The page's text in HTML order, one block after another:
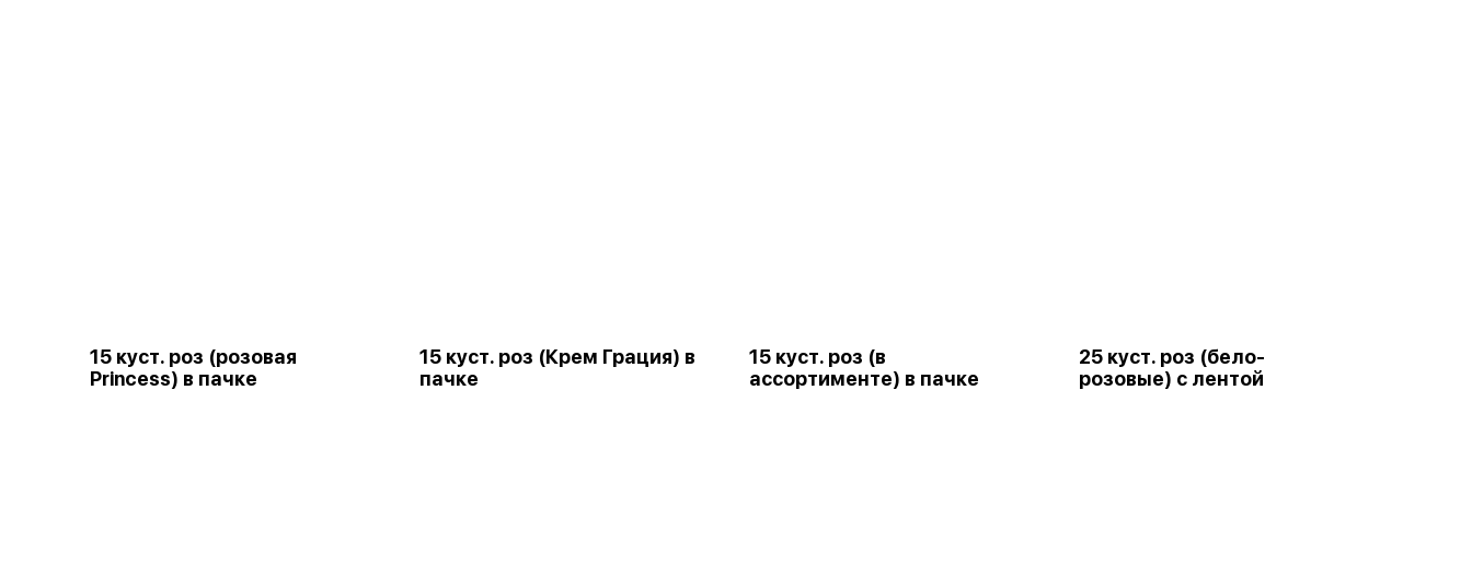
15 куст. роз (розовая
Princess) в пачке
15 куст. роз (Крем Грация) в
пачке
15 куст. роз (в
ассортименте) в пачке
25 куст. роз (бело-
розовые) с лентой